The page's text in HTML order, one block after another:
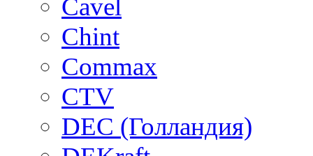
Cavel
Chint
Commax
CTV
DEC (Голландия)